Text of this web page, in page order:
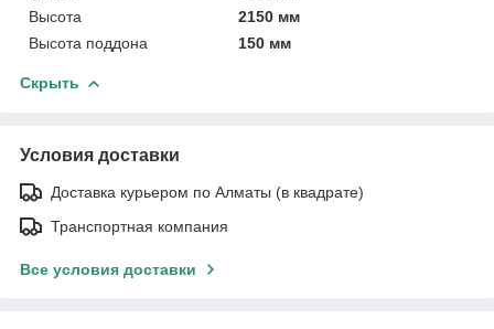
Высота
2150 мм
Высота поддона
150 мм
Скрыть
Условия доставки
Доставка курьером по Алматы (в квадрате)
Транспортная компания
Все условия доставки